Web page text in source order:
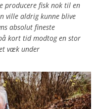
producere fisk nok til en
ville aldrig kunne blive
absolut fineste
kort tid modtog en stor
væk under